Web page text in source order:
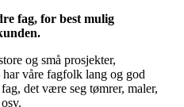
fag, for best mulig
og små prosjekter,
har våre fagfolk lang og god
det være seg tømrer, maler,